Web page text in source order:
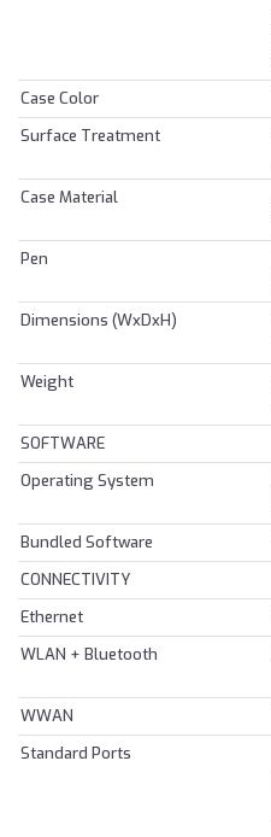
Case Color
Surface Treatment
Case Material
Pen
Dimensions (WxDxH)
Weight
SOFTWARE
Operating System
Bundled Software
CONNECTIVITY
Ethernet
WLAN + Bluetooth
WWAN
Standard Ports